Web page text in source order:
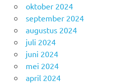
oktober 2024
september 2024
augustus 2024
juli 2024
juni 2024
mei 2024
april 2024